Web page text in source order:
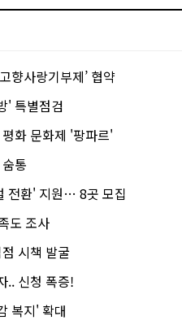
향사랑기부제’ 협약
' 특별점검
화 문화제 '팡파르'
통
전환' 지원… 8곳 모집
도 조사
시책 발굴
.. 신청 폭증!
복지' 확대